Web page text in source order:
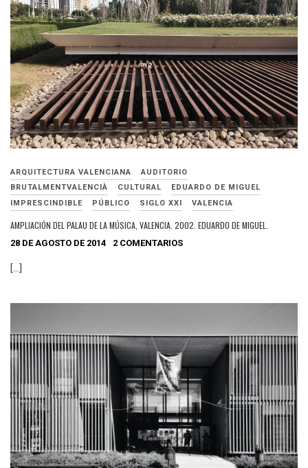
ARQUITECTURA VALENCIANA
AUDITORIO
BRUTALMENTVALENCIÀ
CULTURAL
EDUARDO DE MIGUEL
IMPRESCINDIBLE
PÚBLICO SIGLO XXI VALENCIA
AMPLIACIÓN DEL PALAU DE LA MÚSICA, VALENCIA. 2002. EDUARDO DE MIGUEL.
28 DE AGOSTO DE 2014 2 COMENTARIOS
[…]